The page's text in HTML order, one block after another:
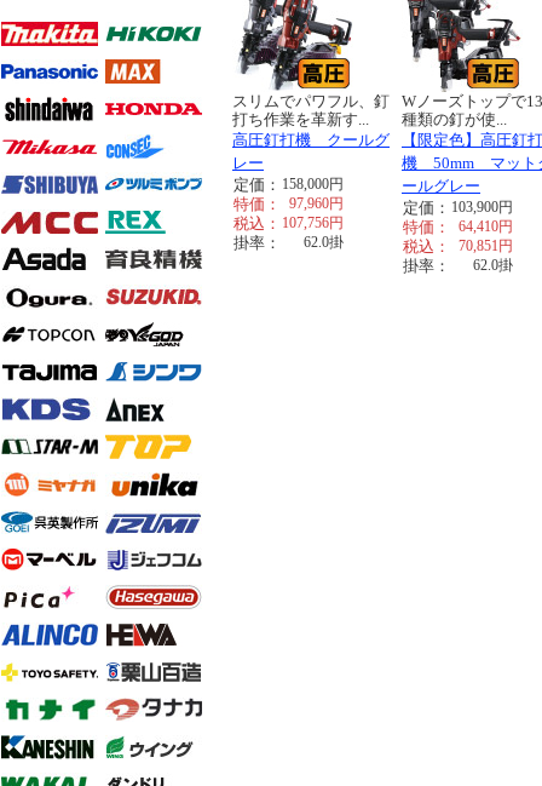
スリムでパワフル、釘
打ち作業を革新す...
高圧釘打機 クールグ
レー
定価： 158,000円
特価： 97,960円
税込： 107,756円
掛率： 62.0掛
Wノーズトップで
種類の釘が使...
【限定色】高圧釘打
機 50mm マット
ールグレー
定価： 103,900円
特価： 64,410円
税込： 70,851 円
掛率： 62.0掛